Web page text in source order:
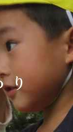
り